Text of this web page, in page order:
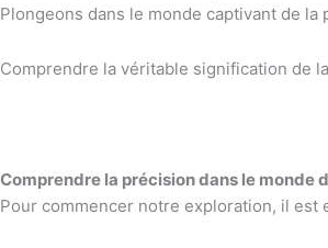
Plongeons dans le monde captivant de
Comprendre la véritable signification de
Comprendre la précision dans le monde
Pour commencer notre exploration, il est